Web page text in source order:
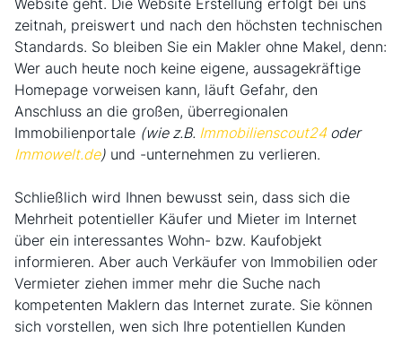
zeitnah, preiswert und nach den höchsten technischen
Standards. So bleiben Sie ein Makler ohne Makel, denn:
Wer auch heute noch keine eigene, aussagekräftige
Homepage vorweisen kann, läuft Gefahr, den
Anschluss an die großen, überregionalen
Immobilienportale (wie z.B. Immobilienscout24oder
Immowelt.de) und -unternehmen zu verlieren.
Schließlich wird Ihnen bewusst sein, dass sich die
Mehrheit potentieller Käufer und Mieter im Internet
über ein interessantes Wohn- bzw. Kaufobjekt
informieren. Aber auch Verkäufer von Immobilien oder
Vermieter ziehen immer mehr die Suche nach
kompetenten Maklern das Internet zurate. Sie können
sich vorstellen, wen sich Ihre potentiellen Kunden